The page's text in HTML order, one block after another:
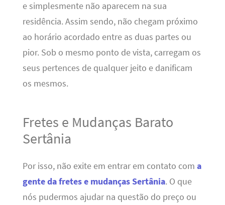
e simplesmente não aparecem na sua
residência. Assim sendo, não chegam próximo
ao horário acordado entre as duas partes ou
pior. Sob o mesmo ponto de vista, carregam os
seus pertences de qualquer jeito e danificam
os mesmos.
Fretes e Mudanças Barato
Sertânia
Por isso, não exite em entrar em contato com a
gente da fretes e mudanças Sertânia. O que
nós pudermos ajudar na questão do preço ou